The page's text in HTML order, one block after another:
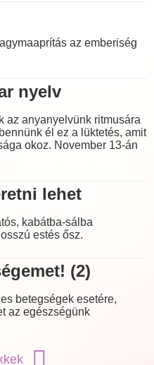
az emberiség
nyelv
az anyanyelvünk ritmusára
él ez a lüktetés, amit
okoz. November 13-án
lehet
kabátba-sálba
estés ősz.
(2)
betegségek esetére,
az egészségünk